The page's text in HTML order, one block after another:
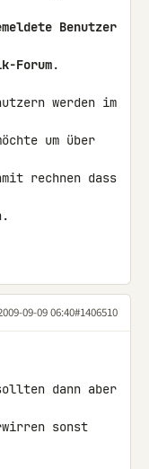
Benutzer
Forum.
werden im
um über
rechnen dass
09-09 06:40#1406510
dann aber
sonst